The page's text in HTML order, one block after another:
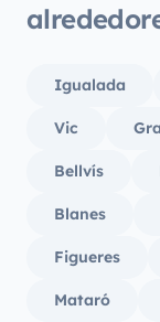
Igualada
Vic
Bellvís
Blanes
Figueres
Mataró